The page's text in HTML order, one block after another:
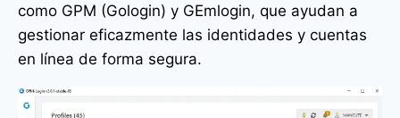
como GPM (Gologin) y GEmlogin, que ayudan a
gestionar eficazmente las identidades y cuentas
en línea de forma segura.